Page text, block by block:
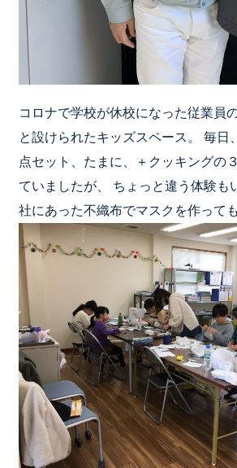
コロナで学校が休校になった従業員
と設けられたキッズスペース。 毎日
点セット、たまに、＋クッキングの
ていましたが、 ちょっと違う体験も
社にあった不織布でマスクを作って